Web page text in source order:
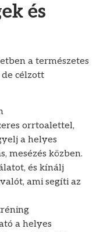
és
a természetes
de célzott
orrtoalettel,
a helyes
mesézés közben.
és kínálj
ami segíti az
a helyes